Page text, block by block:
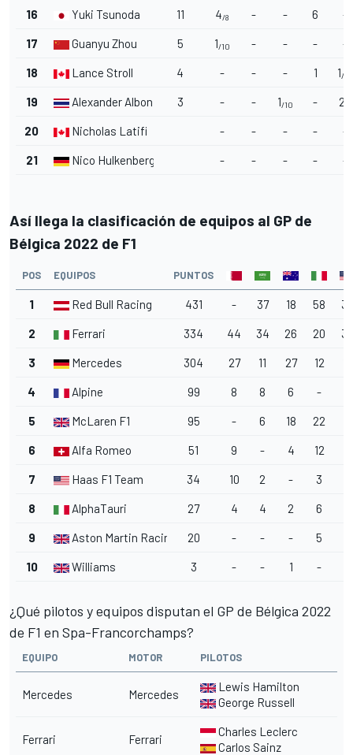
16 Yuki Tsunoda 11 4/8 - - 6 -
17 Guanyu Zhou 5 1/10 - - - -
18 Lance Stroll 4 - - - 1 1/10
19 Alexander Albon 3 - - 1/10 - 2
20 Nicholas Latifi - - - - -
21 Nico Hulkenberg - - - - -
Así llega la clasificación de equipos al GP de
Bélgica 2022 de F1
POS EQUIPOS PUNTOS
1 Red Bull Racing 431 - 37 18 58 38
2 Ferrari 334 44 34 26 20 33
3 Mercedes 304 27 11 27 12
4 Alpine 99 8 8 6 -
5 McLaren F1 95 - 6 18 22
6 Alfa Romeo 51 9 - 4 12
7 Haas F1 Team 34 10 2 - 3
8 AlphaTauri 27 4 4 2 6
9 Aston Martin Racing 20 - - - 5
10 Williams 3 - - 1 -
¿Qué pilotos y equipos disputan el GP de Bélgica 2022
de F1 en Spa-Francorchamps?
EQUIPO MOTOR PILOTOS
Mercedes Mercedes
Lewis Hamilton
George Russell
Ferrari Ferrari
Charles Leclerc
Carlos Sainz